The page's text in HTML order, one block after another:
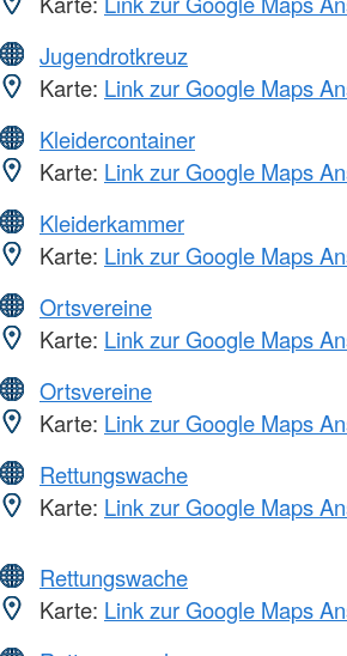
Jugendrotkreuz
Karte: Link zur Google Maps
Kleidercontainer
Karte: Link zur Google Maps
Kleiderkammer
Karte: Link zur Google Maps
Ortsvereine
Karte: Link zur Google Maps
Ortsvereine
Karte: Link zur Google Maps
Rettungswache
Karte: Link zur Google Maps
Rettungswache
Karte: Link zur Google Maps